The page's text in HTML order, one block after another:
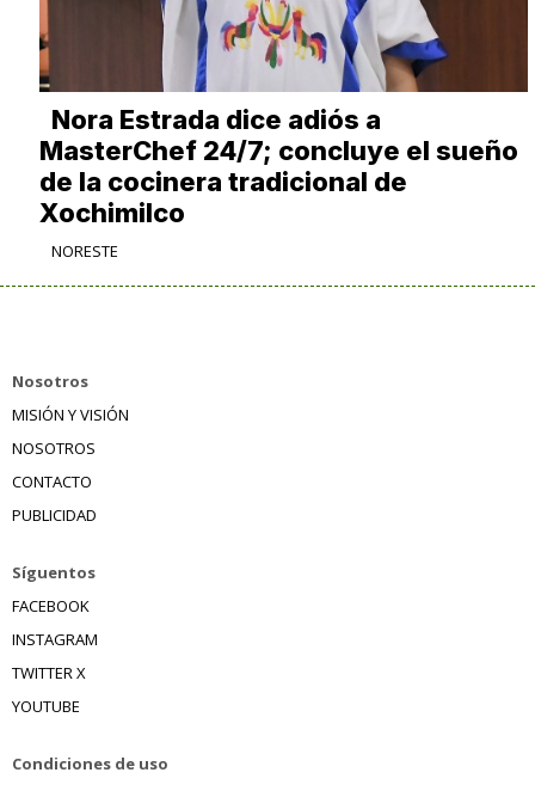
Nora Estrada dice adiós a
MasterChef 24/7; concluye el sueño
de la cocinera tradicional de
Xochimilco
NORESTE
Nosotros
MISIÓN Y VISIÓN
NOSOTROS
CONTACTO
PUBLICIDAD
Síguentos
FACEBOOK
INSTAGRAM
TWITTER X
YOUTUBE
Condiciones de uso